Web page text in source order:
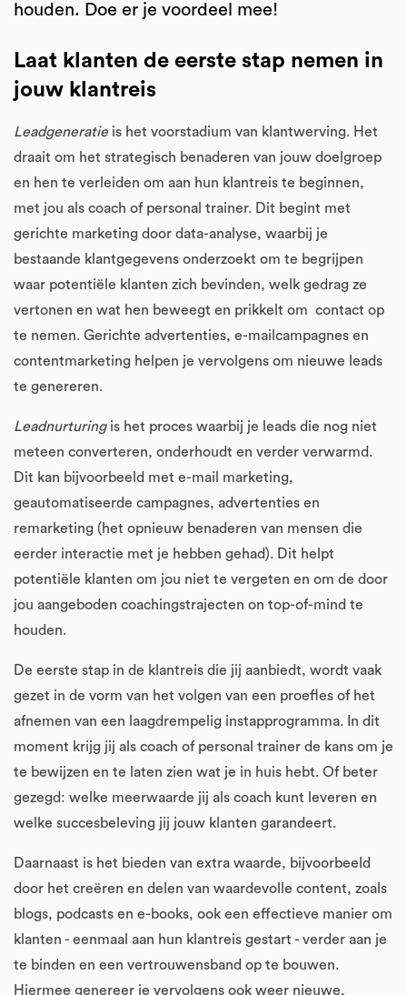
houden. Doe er je voordeel mee!
Laat klanten de eerste stap nemen in
jouw klantreis
Leadgeneratieis het voorstadium van klantwerving. Het
draait om het strategisch benaderen van jouw doelgroep
en hen te verleiden om aan hun klantreis te beginnen,
met jou als coach of personal trainer. Dit begint met
gerichte marketing door data-analyse, waarbij je
bestaande klantgegevens onderzoekt om te begrijpen
waar potentiële klanten zich bevinden, welk gedrag ze
vertonen en wat hen beweegt en prikkelt om contact op
te nemen. Gerichte advertenties, e-mailcampagnes en
contentmarketing helpen je vervolgens om nieuwe leads
te genereren.
Leadnurturingis het proces waarbij je leads die nog niet
meteen converteren, onderhoudt en verder verwarmd.
Dit kan bijvoorbeeld met e-mail marketing,
geautomatiseerde campagnes, advertenties en
remarketing (het opnieuw benaderen van mensen die
eerder interactie met je hebben gehad). Dit helpt
potentiële klanten om jou niet te vergeten en om de door
jou aangeboden coachingstrajecten on top-of-mind te
houden.
De eerste stap in de klantreis die jij aanbiedt, wordt vaak
gezet in de vorm van het volgen van een proefles of het
afnemen van een laagdrempelig instapprogramma. In dit
moment krijg jij als coach of personal trainer de kans om je
te bewijzen en te laten zien wat je in huis hebt. Of beter
gezegd: welke meerwaarde jij als coach kunt leveren en
welke succesbeleving jij jouw klanten garandeert.
Daarnaast is het bieden van extra waarde, bijvoorbeeld
door het creëren en delen van waardevolle content, zoals
blogs, podcasts en e-books, ook een effectieve manier om
klanten - eenmaal aan hun klantreis gestart - verder aan je
te binden en een vertrouwensband op te bouwen.
Hiermee genereer je vervolgens ook weer nieuwe,